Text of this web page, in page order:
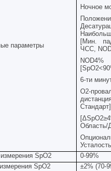
параметры
Ночное
[Мин.
ЧСС,
NOD4%
[SpO
6-ти
O2-
[ΔSpO
Область/
SpO2
0-99%
SpO2 ±2% (70-